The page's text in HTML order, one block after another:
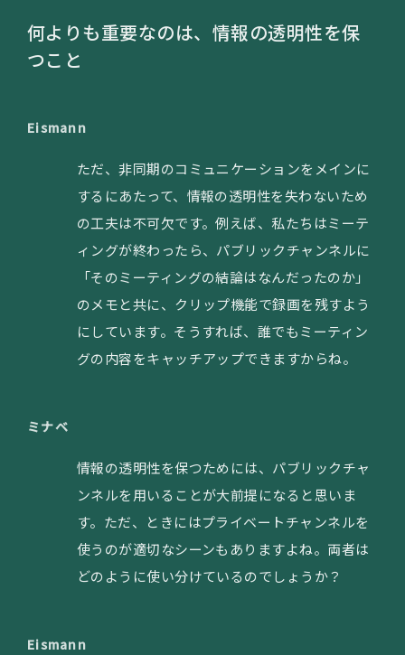
何よりも重要なのは、情報の透明性を保
つこと
Eismann
ただ、非同期のコミュニケーションをメインに
するにあたって、情報の透明性を失わないため
の工夫は不可欠です。例えば、私たちはミーテ
ィングが終わったら、パブリックチャンネルに
「そのミーティングの結論はなんだったのか」
のメモと共に、クリップ機能で録画を残すよう
にしています。そうすれば、誰でもミーティン
グの内容をキャッチアップできますからね。
ミナベ
情報の透明性を保つためには、パブリックチャ
ンネルを用いることが大前提になると思いま
す。ただ、ときにはプライベートチャンネルを
使うのが適切なシーンもありますよね。両者は
どのように使い分けているのでしょうか？
Eismann